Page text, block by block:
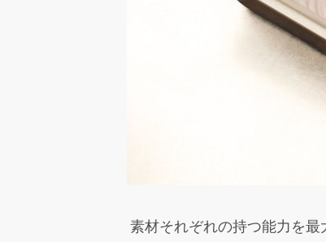
素材それぞれの持つ能力を